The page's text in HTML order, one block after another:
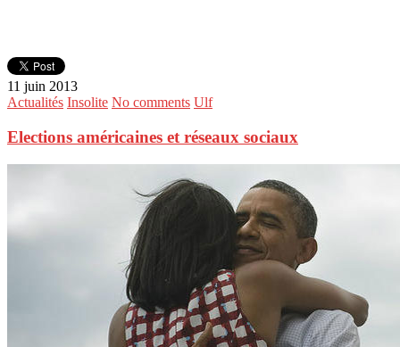
11 juin 2013
Actualités Insolite No comments Ulf
Elections américaines et réseaux sociaux